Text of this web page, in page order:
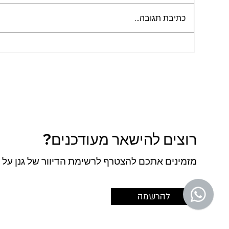
כתיבת תגובה...
מזמינים אתכם להצטרף לרשימת הדיוור של גנן על
רוצים להישאר מעודכנים?
להרשמה